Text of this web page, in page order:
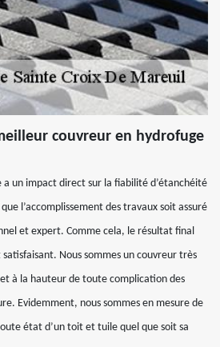
couvreur en hydrofuge
a un impact direct sur la fiabilité d’étanchéité
l’accomplissement des travaux soit assuré
et expert. Comme cela, le résultat final
Nous sommes un couvreur très
à la hauteur de toute complication des
Evidemment, nous sommes en mesure de
état d’un toit et tuile quel que soit sa